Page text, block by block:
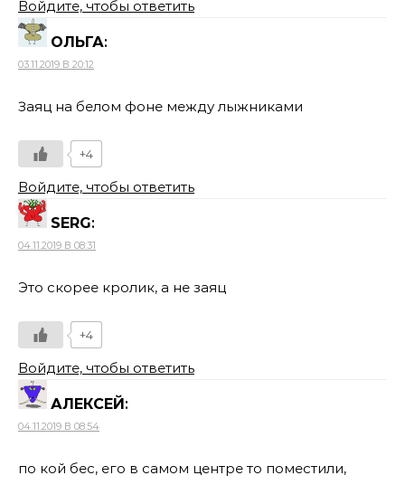
Войдите, чтобы ответить
ОЛЬГА:
03.11.2019 В 20:12
Заяц на белом фоне между лыжниками
+4
Войдите, чтобы ответить
SERG:
04.11.2019 В 08:31
Это скорее кролик, а не заяц
+4
Войдите, чтобы ответить
АЛЕКСЕЙ:
04.11.2019 В 08:54
по кой бес, его в самом центре то поместили,